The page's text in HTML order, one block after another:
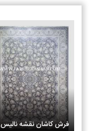
فرش کاشان نقشه نالیس